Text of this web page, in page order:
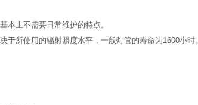
本上不需要日常维护的特点。
于所使用的辐射照度水平，一般灯管的寿命为1600小